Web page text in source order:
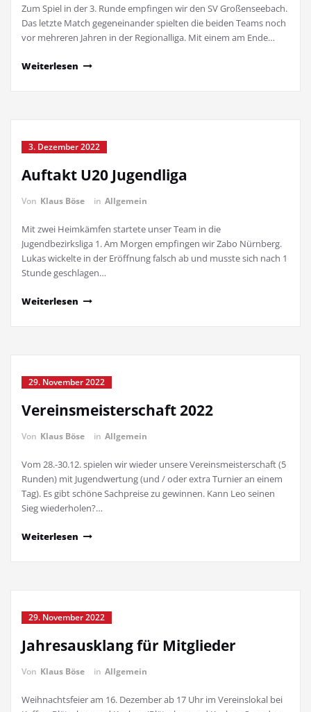
Zum Spiel in der 3. Runde empfingen wir den SV Großenseebach.
Das letzte Match gegeneinander spielten die beiden Teams noch
vor mehreren Jahren in der Regionalliga. Mit einem am Ende…
Weiterlesen
3. Dezember 2022
Auftakt U20 Jugendliga
Von Klaus Böse in Allgemein
Mit zwei Heimkämfen startete unser Team in die
Jugendbezirksliga 1. Am Morgen empfingen wir Zabo Nürnberg.
Lukas wickelte in der Eröffnung falsch ab und musste sich nach 1
Stunde geschlagen…
Weiterlesen
29. November 2022
Vereinsmeisterschaft 2022
Von Klaus Böse in Allgemein
Vom 28.-30.12. spielen wir wieder unsere Vereinsmeisterschaft (5
Runden) mit Jugendwertung (und / oder extra Turnier an einem
Tag). Es gibt schöne Sachpreise zu gewinnen. Kann Leo seinen
Sieg wiederholen?…
Weiterlesen
29. November 2022
Jahresausklang für Mitglieder
Von Klaus Böse in Allgemein
Weihnachtsfeier am 16. Dezember ab 17 Uhr im Vereinslokal bei